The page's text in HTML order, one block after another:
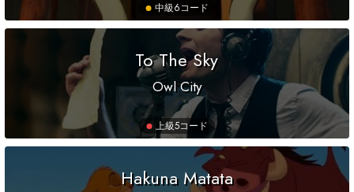
中級6コード
To The Sky
Owl City
上級5コード
Hakuna Matata